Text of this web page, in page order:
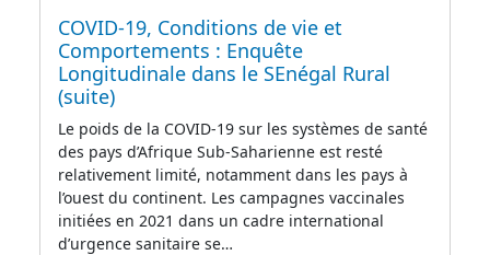
COVID-19, Conditions de vie et
Comportements : Enquête
Longitudinale dans le SEnégal Rural
(suite)
Le poids de la COVID-19 sur les systèmes de santé
des pays d’Afrique Sub-Saharienne est resté
relativement limité, notamment dans les pays à
l’ouest du continent. Les campagnes vaccinales
initiées en 2021 dans un cadre international
d’urgence sanitaire se…